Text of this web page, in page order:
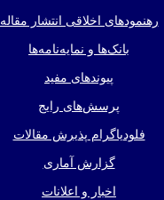
رهنمودهای اخلاقی انتشار مقاله
بانک‌ها و نمایه‌‌نامه‌ها
پیوندهای مفید
پرسش‌های رایج
فلودیاگرام پذیرش مقالات
گزارش آماری
اخبار و اعلانات